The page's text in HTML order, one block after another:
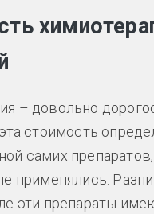
– довольно
стоимость
самих
применялись.
эти препараты